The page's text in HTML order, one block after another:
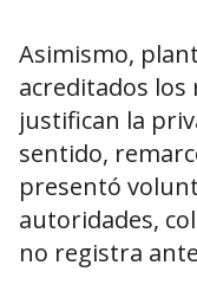
Asimismo,
acreditados los
justifican la
sentido,
presentó
autoridades,
no registra